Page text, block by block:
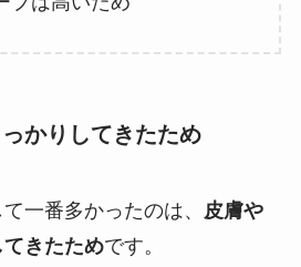
かりしてきたため
一番多かったのは、 皮膚や
きたためです。